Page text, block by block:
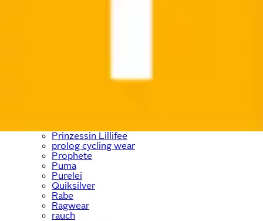
Places of Style
Prinzessin Lillifee
prolog cycling wear
Prophete
Puma
Purelei
Quiksilver
Rabe
Ragwear
rauch